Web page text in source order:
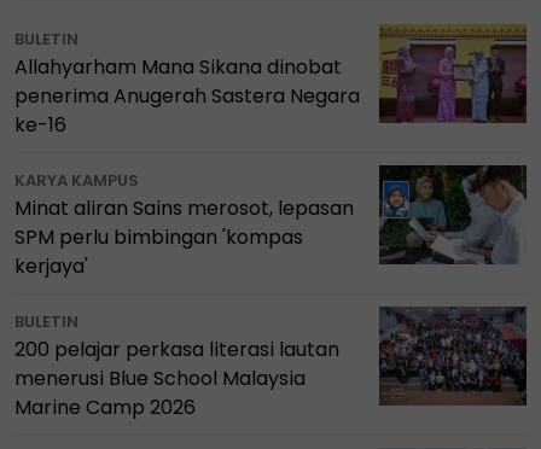
BULETIN
Allahyarham Mana Sikana dinobat
penerima Anugerah Sastera Negara
ke-16
KARYA KAMPUS
Minat aliran Sains merosot, lepasan
SPM perlu bimbingan 'kompas
kerjaya'
BULETIN
200 pelajar perkasa literasi lautan
menerusi Blue School Malaysia
Marine Camp 2026